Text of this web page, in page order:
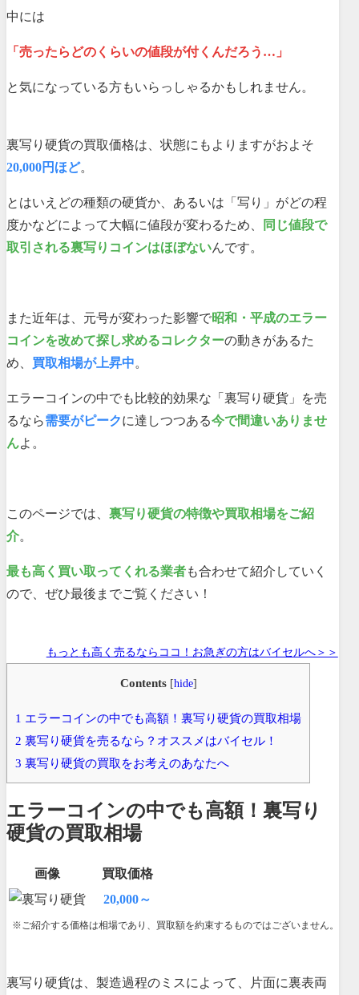
中には
「売ったらどのくらいの値段が付くんだろう…」
と気になっている方もいらっしゃるかもしれません。
裏写り硬貨の買取価格は、状態にもよりますがおよそ
20,000円ほど。
とはいえどの種類の硬貨か、あるいは「写り」がどの程
度かなどによって大幅に値段が変わるため、
同じ値段で
取引される裏写りコインはほぼないんです。
また近年は、元号が変わった影響で昭和・平成のエラー
コインを改めて探し求めるコレクターの動きがあるた
め、 買取相場が上昇中。
エラーコインの中でも比較的効果な「裏写り硬貨」を売
るなら需要がピークに達しつつある今で間違いありませ
んよ。
このページでは、 裏写り硬貨の特徴や買取相場をご紹
介。
最も高く買い取ってくれる業者も合わせて紹介していく
ので、ぜひ最後までご覧ください！
もっとも高く売るならココ！お急ぎの方はバイセルへ＞＞
Contents [hide]
1 エラーコインの中でも高額！裏写り硬貨の買取相場
2 裏写り硬貨を売るなら？オススメはバイセル！
3 裏写り硬貨の買取をお考えのあなたへ
エラーコインの中でも高額！裏写り
硬貨の買取相場
画像
買取価格
20,000～
※ご紹介する価格は相場であり、買取額を約束するものではございません。
裏写り硬貨は、製造過程のミスによって、片面に裏表両